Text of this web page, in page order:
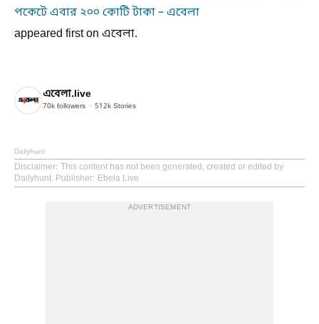
পকেটে এবার ২০০ কোটি টাকা – এবেলা
appeared first on এবেলা.
এবেলা.live
70k followers 512k Stories
Dailyhunt
Disclaimer: This content has not been generated, created or edited by
Dailyhunt. Publisher: Ebela Live
ADVERTISEMENT